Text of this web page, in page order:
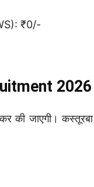
₹0/-
जाएगी। कस्तूरबा